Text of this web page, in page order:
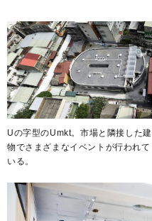
Uの字型のUmkt。市場と隣接した建
物でさまざまなイベントが行われて
いる。